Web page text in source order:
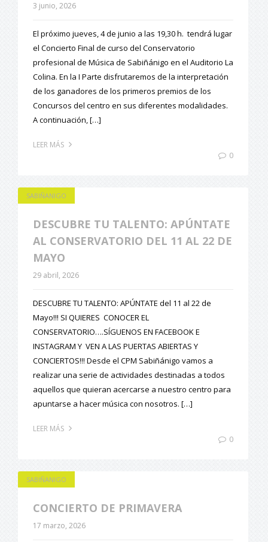
3 junio, 2026
El próximo jueves, 4 de junio a las 19,30 h. tendrá lugar
el Concierto Final de curso del Conservatorio
profesional de Música de Sabiñánigo en el Auditorio La
Colina. En la I Parte disfrutaremos de la interpretación
de los ganadores de los primeros premios de los
Concursos del centro en sus diferentes modalidades.
A continuación, […]
LEER MÁS
0
SABIÑANIGO
DESCUBRE TU TALENTO: APÚNTATE
AL CONSERVATORIO DEL 11 AL 22 DE
MAYO
29 abril, 2026
DESCUBRE TU TALENTO: APÚNTATE del 11 al 22 de
Mayo!!! SI QUIERES CONOCER EL
CONSERVATORIO….SÍGUENOS EN FACEBOOK E
INSTAGRAM Y VEN A LAS PUERTAS ABIERTAS Y
CONCIERTOS!!! Desde el CPM Sabiñánigo vamos a
realizar una serie de actividades destinadas a todos
aquellos que quieran acercarse a nuestro centro para
apuntarse a hacer música con nosotros. […]
LEER MÁS
0
SABIÑANIGO
CONCIERTO DE PRIMAVERA
17 marzo, 2026